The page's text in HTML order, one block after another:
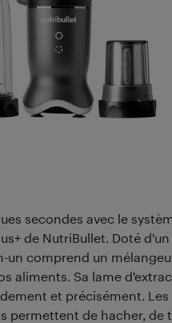
secondes avec le
de NutriBullet. Doté
un comprend un
aliments. Sa lame
et précisément. Les
permettent de hacher, de